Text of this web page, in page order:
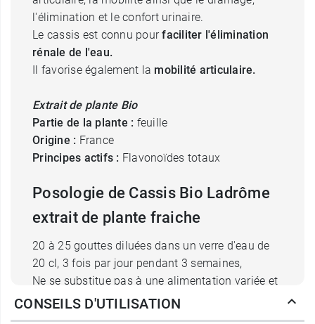
l'élimination et le confort urinaire.
Le cassis est connu pourfaciliter l'élimination
rénale de l'eau.
Il favorise également la mobilité articulaire.
Extrait de plante Bio
Partie de la plante : feuille
Origine : France
Principes actifs : Flavonoïdes totaux
Posologie de Cassis Bio Ladrôme
extrait de plante fraiche
20 à 25 gouttes diluées dans un verre d'eau de
20 cl, 3 fois par jour pendant 3 semaines,
Ne se substitue pas à une alimentation variée et
équilibrée et à un mode de vie sain,
CONSEILS D'UTILISATION